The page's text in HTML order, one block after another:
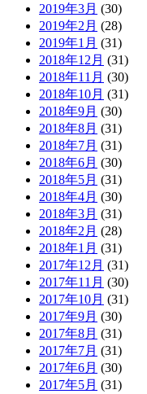
2019年3月 (30)
2019年2月 (28)
2019年1月 (31)
2018年12月 (31)
2018年11月 (30)
2018年10月 (31)
2018年9月 (30)
2018年8月 (31)
2018年7月 (31)
2018年6月 (30)
2018年5月 (31)
2018年4月 (30)
2018年3月 (31)
2018年2月 (28)
2018年1月 (31)
2017年12月 (31)
2017年11月 (30)
2017年10月 (31)
2017年9月 (30)
2017年8月 (31)
2017年7月 (31)
2017年6月 (30)
2017年5月 (31)